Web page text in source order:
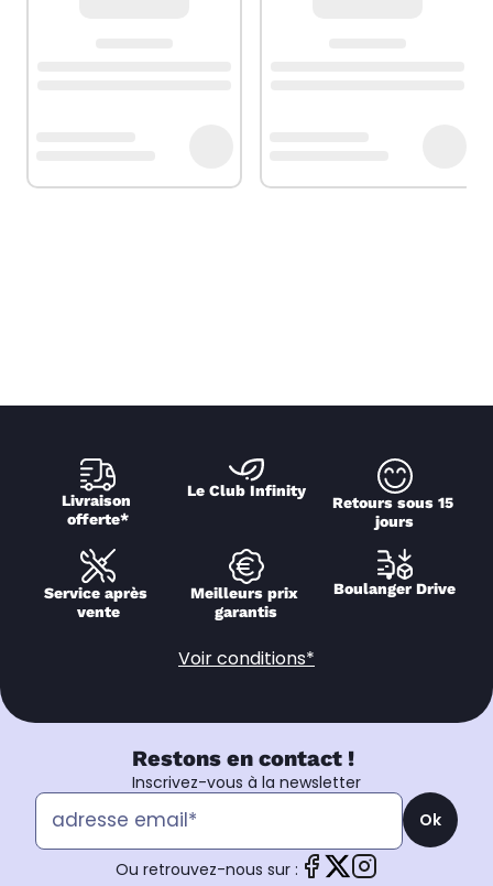
Livraison
offerte*
Le Club Infinity
Retours sous 15
jours
Service après
vente
Meilleurs prix
garantis
Boulanger Drive
Voir conditions*
Restons en contact !
Inscrivez-vous à la newsletter
Ok
Ou retrouvez-nous sur :